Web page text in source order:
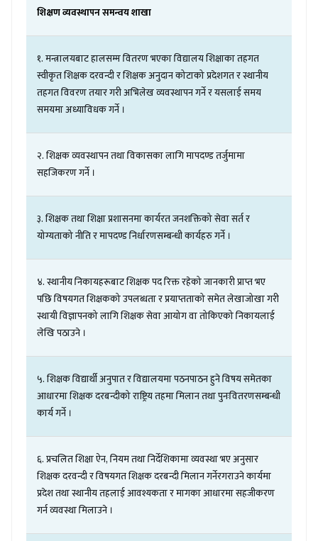
शिक्षणव्यवस्थापनसमन्वयशाखा
१.मन्त्रालयबाटहालसम्मवितरणभएकाविद्यालयशिक्षाकातहगत
स्वीकृतशिक्षकदरवन्दीरशिक्षकअनुदानकोटाकोप्रदेशगतरस्थानीय
तहगतविवरणतयारगरीअभिलेखव्यवस्थापनगर्नेरयसलाईसमय
समयमाअध्याविधकगर्ने ।
२.शिक्षकव्यवस्थापनतथाविकासकालागिमापदण्डतर्जुमामा
सहजिकरणगर्ने ।
३.शिक्षकतथाशिक्षाप्रशासनमाकार्यरतजनशक्तिकोसेवासर्तर
योग्यताकोनीतिरमापदण्डनिर्धारणसम्बन्धीकार्यहरुगर्ने ।
४.स्थानीयनिकायहरूबाटशिक्षकपदरिक्तरहेकोजानकारीप्राप्तभए
पछिविषयगतशिक्षककोउपलब्धतारप्रयाप्तताकोसमेतलेखाजोखागरी
स्थायीविज्ञापनकोलागिशिक्षकसेवाआयोगवातोकिएकोनिकायलाई
लेखिपठाउने ।
५.शिक्षकविद्यार्थीअनुपातरविद्यालयमापठनपाठनहुनेविषयसमेतका
आधारमाशिक्षकदरबन्दीकोराष्ट्रियतहमामिलानतथापुनःवितरणसम्बन्धी
कार्यगर्ने ।
६.प्रचलितशिक्षाऐन,नियमतथानिर्देशिकामाव्यवस्थाभएअनुसार
शिक्षकदरवन्दीरविषयगतशिक्षकदरबन्दीमिलानगर्नेरगराउनेकार्यमा
प्रदेशतथास्थानीयतहलाईआवश्यकतारमागकाआधारमासहजीकरण
गर्नव्यवस्थामिलाउने ।